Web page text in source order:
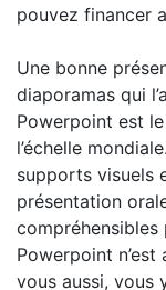
pouvez financer
Une bonne
diaporamas qui
Powerpoint est
l’échelle
supports visuels
présentation
Powerpoint
vous aussi, vous